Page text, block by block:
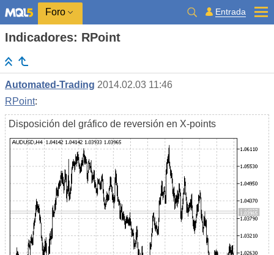
Foro Entrada
Indicadores: RPoint
Automated-Trading 2014.02.03 11:46
RPoint:
Disposición del gráfico de reversión en X-points